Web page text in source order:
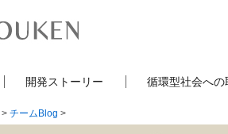
開発ストーリー 循環型社会への
> チームBlog >